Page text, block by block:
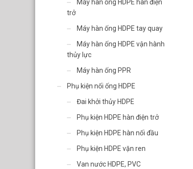
Máy hàn ống HDPE hàn điện
trở
Máy hàn ống HDPE tay quay
Máy hàn ống HDPE vận hành
thủy lực
Máy hàn ống PPR
Phụ kiện nối ống HDPE
Đai khởi thủy HDPE
Phụ kiện HDPE hàn điện trở
Phụ kiện HDPE hàn nối đầu
Phụ kiện HDPE vặn ren
Van nước HDPE, PVC